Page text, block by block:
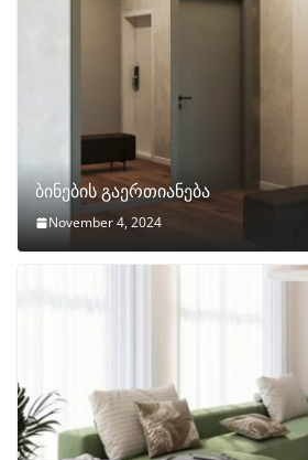
ბინების გაერთიანება
November 4, 2024